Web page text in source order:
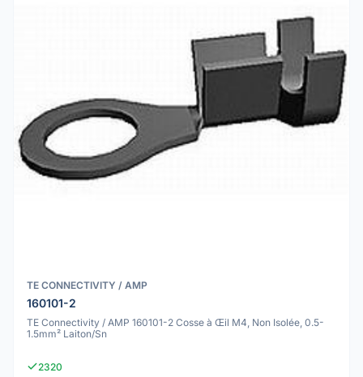
TE CONNECTIVITY / AMP
160101-2
TE Connectivity / AMP 160101-2 Cosse à Œil M4, Non Isolée, 0.5-
1.5mm² Laiton/Sn
2320